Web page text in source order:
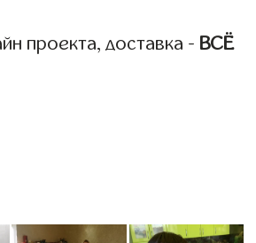
проекта, доставка - ВСЁ